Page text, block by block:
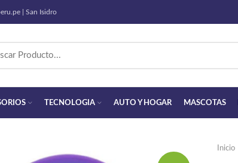
| San Isidro
TECNOLOGIA AUTO Y HOGAR MASCOTAS
Inicio